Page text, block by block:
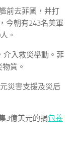
前去菲國，并打
今朝有243名美軍
。
介入救災舉動。菲
質。
災害支援及災后
3億美元的捐包養